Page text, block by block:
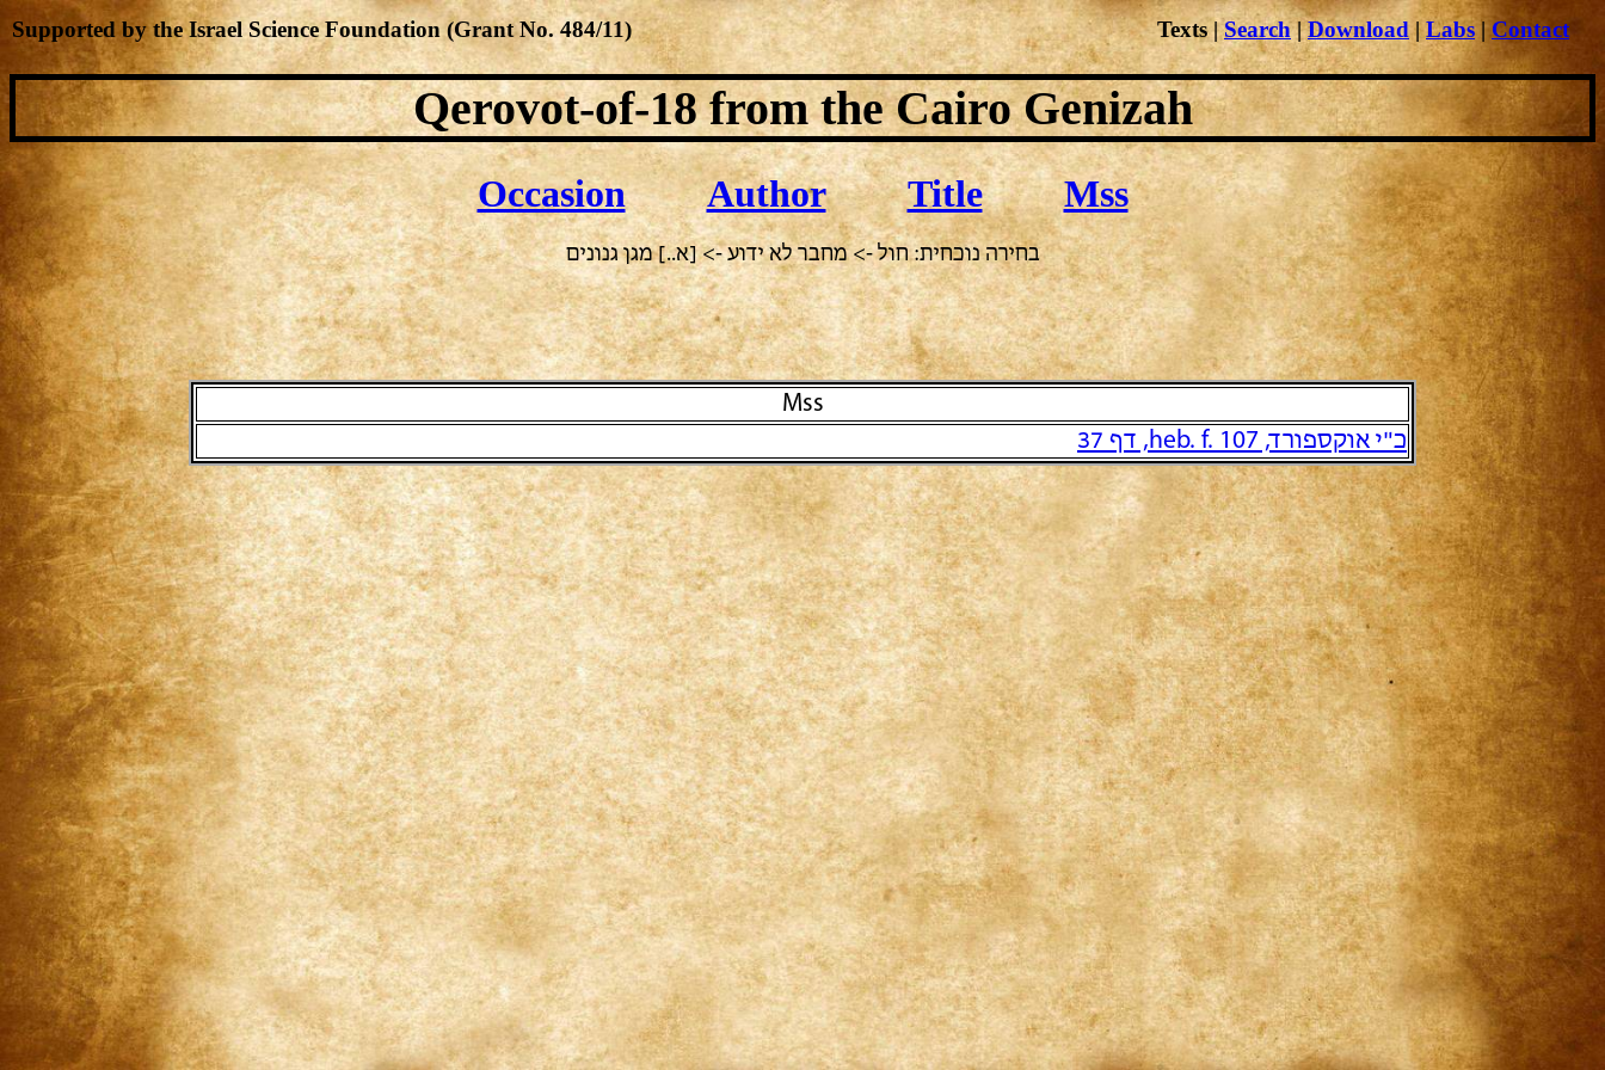
Qerovot-of-18from the Cairo Genizah
Occasion Author Title Mss
בחירה נוכחית: חול -> מחבר לא ידוע -> [א..] מגן גנונים
Mss
כ"י אוקספורד, heb. f. 107, דף 37
Texts|Search|Download|Labs | Contact
Supported by the Israel Science Foundation (Grant No. 484/11)